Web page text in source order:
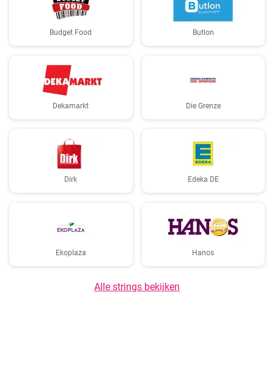
Budget Food Butlon
Dekamarkt Die Grenze
Dirk Edeka DE
Ekoplaza Hanos
Alle strings bekijken